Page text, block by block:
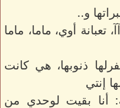
و..
تعبانة أوي، ماما، ماما
ذنوبها، هي كانت
إنتي
أنا بقيت لوحدي من